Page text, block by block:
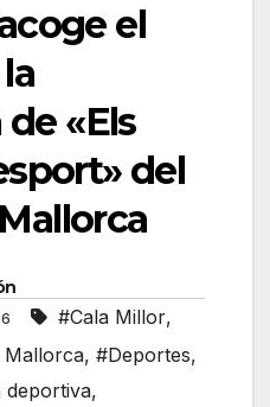
el
«Els
del
#Cala Millor,
Mallorca, #Deportes,
deportiva,